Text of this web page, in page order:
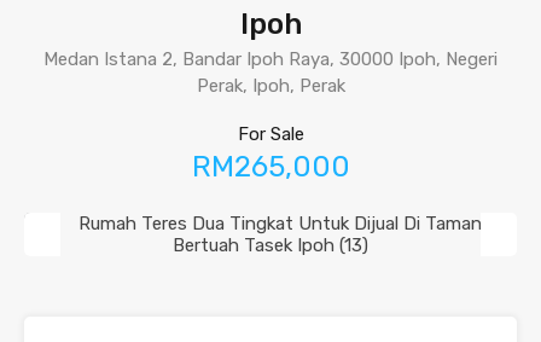
Ipoh
Medan Istana 2, Bandar Ipoh Raya, 30000 Ipoh, Negeri
Perak, Ipoh, Perak
For Sale
RM265,000